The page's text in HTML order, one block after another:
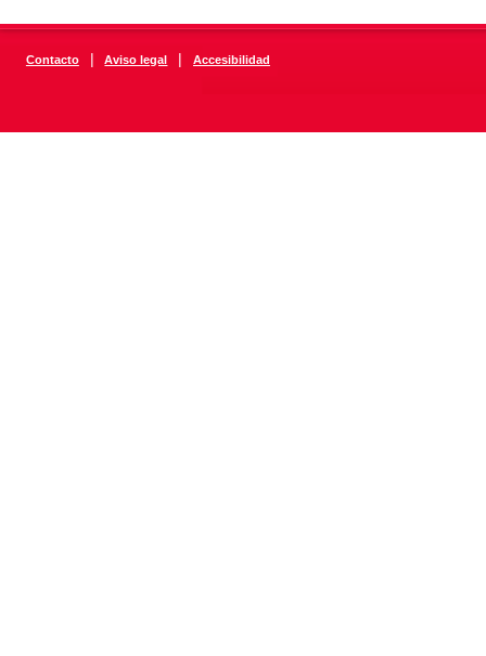
Contacto | Aviso legal | Accesibilidad